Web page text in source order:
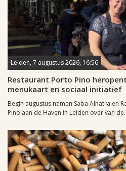
Leiden, 7 augustus 2026, 16:56
Restaurant Porto Pino
menukaart en sociaal initiatief
Begin augustus namen Saba Alhatra en
Pino aan de Haven in Leiden over van